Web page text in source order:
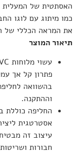
האסתטית של
כמו מיתוג עם לוגו
את המראה הכללי של
תיאור המוצר
פתרון קל אך
בהשוואה
וההתקנה.
אסטרטגית
עיצוב זה
חבורות